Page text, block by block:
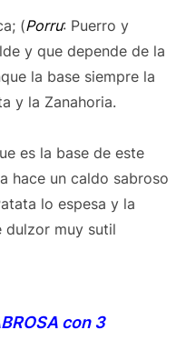
(Porru: Puerro y
y que depende de la
la base siempre la
y la Zanahoria.
es la base de este
hace un caldo sabroso
lo espesa y la
dulzor muy sutil
con 3